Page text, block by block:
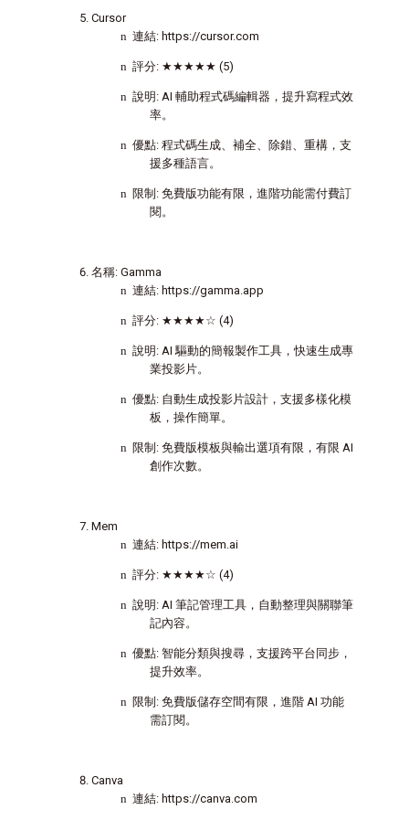
Cursor
n 連結: https://cursor.com
n 評分: ★★★★★ (5)
n 說明: AI 輔助程式碼編輯器，提升寫程式效
率。
n 優點: 程式碼生成、補全、除錯、重構，支
援多種語言。
n 限制: 免費版功能有限，進階功能需付費訂
閱。
名稱: Gamma
n 連結: https://gamma.app
n 評分: ★★★★☆ (4)
n 說明: AI 驅動的簡報製作工具，快速生成專
業投影片。
n 優點: 自動生成投影片設計，支援多樣化模
板，操作簡單。
n 限制: 免費版模板與輸出選項有限，有限 AI
創作次數。
Mem
n 連結: https://mem.ai
n 評分: ★★★★☆ (4)
n 說明: AI 筆記管理工具，自動整理與關聯筆
記內容。
n 優點: 智能分類與搜尋，支援跨平台同步，
提升效率。
n 限制: 免費版儲存空間有限，進階 AI 功能
需訂閱。
Canva
n 連結: https://canva.com